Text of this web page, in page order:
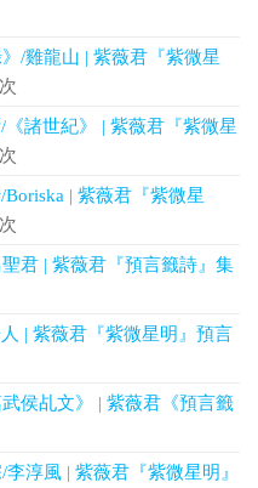
/雞龍山 | 紫薇君『紫微星
諸世紀》 | 紫薇君『紫微星
| 紫薇君『紫微星
君 | 紫薇君『預言籤詩』集
| 紫薇君『紫微星明』預言
侯乩文》 | 紫薇君《預言籤
淳風 | 紫薇君『紫微星明』